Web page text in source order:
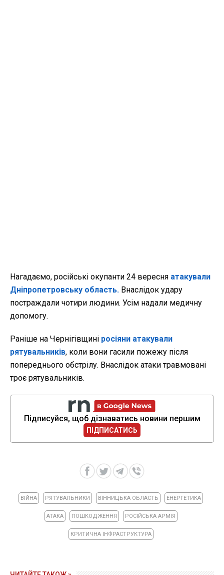
Нагадаємо, російські окупанти 24 вересня атакували
Дніпропетровську область. Внаслідок удару
постраждали чотири людини. Усім надали медичну
допомогу.
Раніше на Чернігівщині росіяни атакували
рятувальників, коли вони гасили пожежу після
попереднього обстрілу. Внаслідок атаки травмовані
троє рятувальників.
Підписуйся, щоб дізнаватись новини першим
ПІДПИСАТИСЬ
ВІЙНА РЯТУВАЛЬНИКИ ВІННИЦЬКА ОБЛАСТЬ ЕНЕРГЕТИКА
АТАКА ПОШКОДЖЕННЯ РОСІЙСЬКА АРМІЯ
КРИТИЧНА ІНФРАСТРУКТУРА